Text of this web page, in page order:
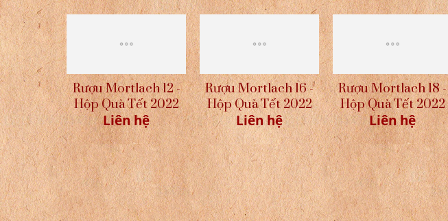
Rượu Mortlach 12 -
Hộp Quà Tết 2022
Rượu Mortlach 16 -
Hộp Quà Tết 2022
Rượu Mortlach 18 -
Hộp Quà Tết 2022